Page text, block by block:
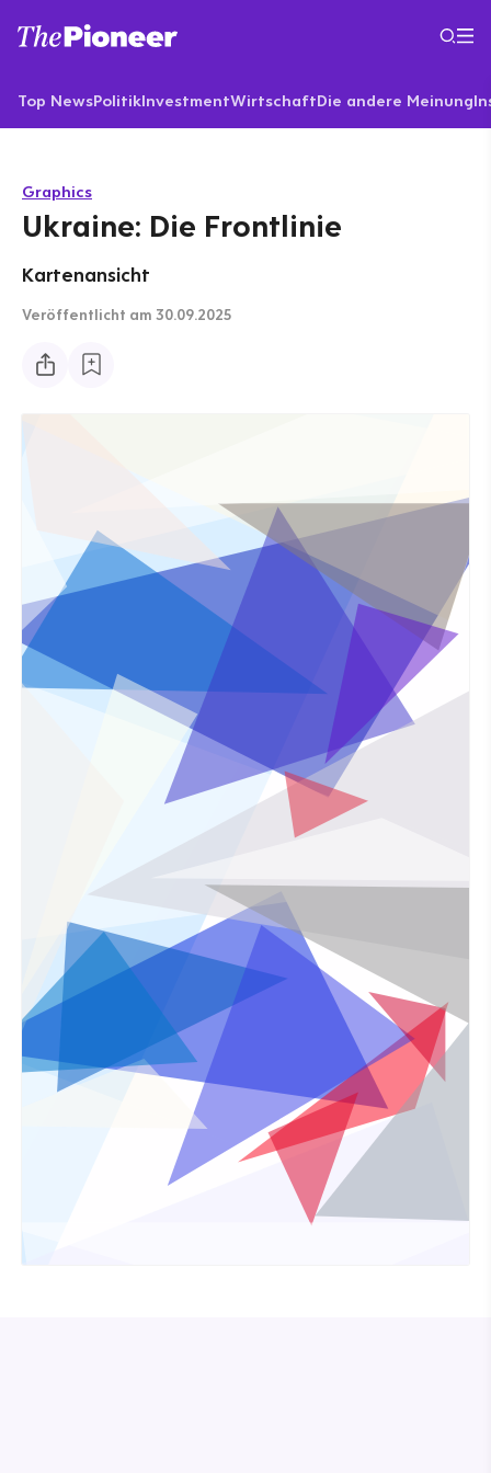
Top NewsPolitikInvestmentWirtschaftDie andere Meinung
Graphics
Ukraine: Die Frontlinie
Kartenansicht
Veröffentlicht am 30.09.2025